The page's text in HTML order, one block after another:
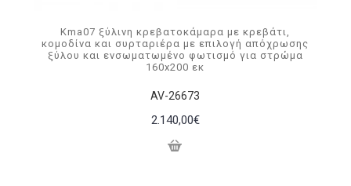
AV-26673
Kma07 ξύλινη κρεβατοκάμαρα με κρεβάτι,
κομοδίνα και συρταριέρα με επιλογή απόχρωσης
ξύλου και ενσωματωμένο φωτισμό για στρώμα
160x200 εκ
2.140,00€